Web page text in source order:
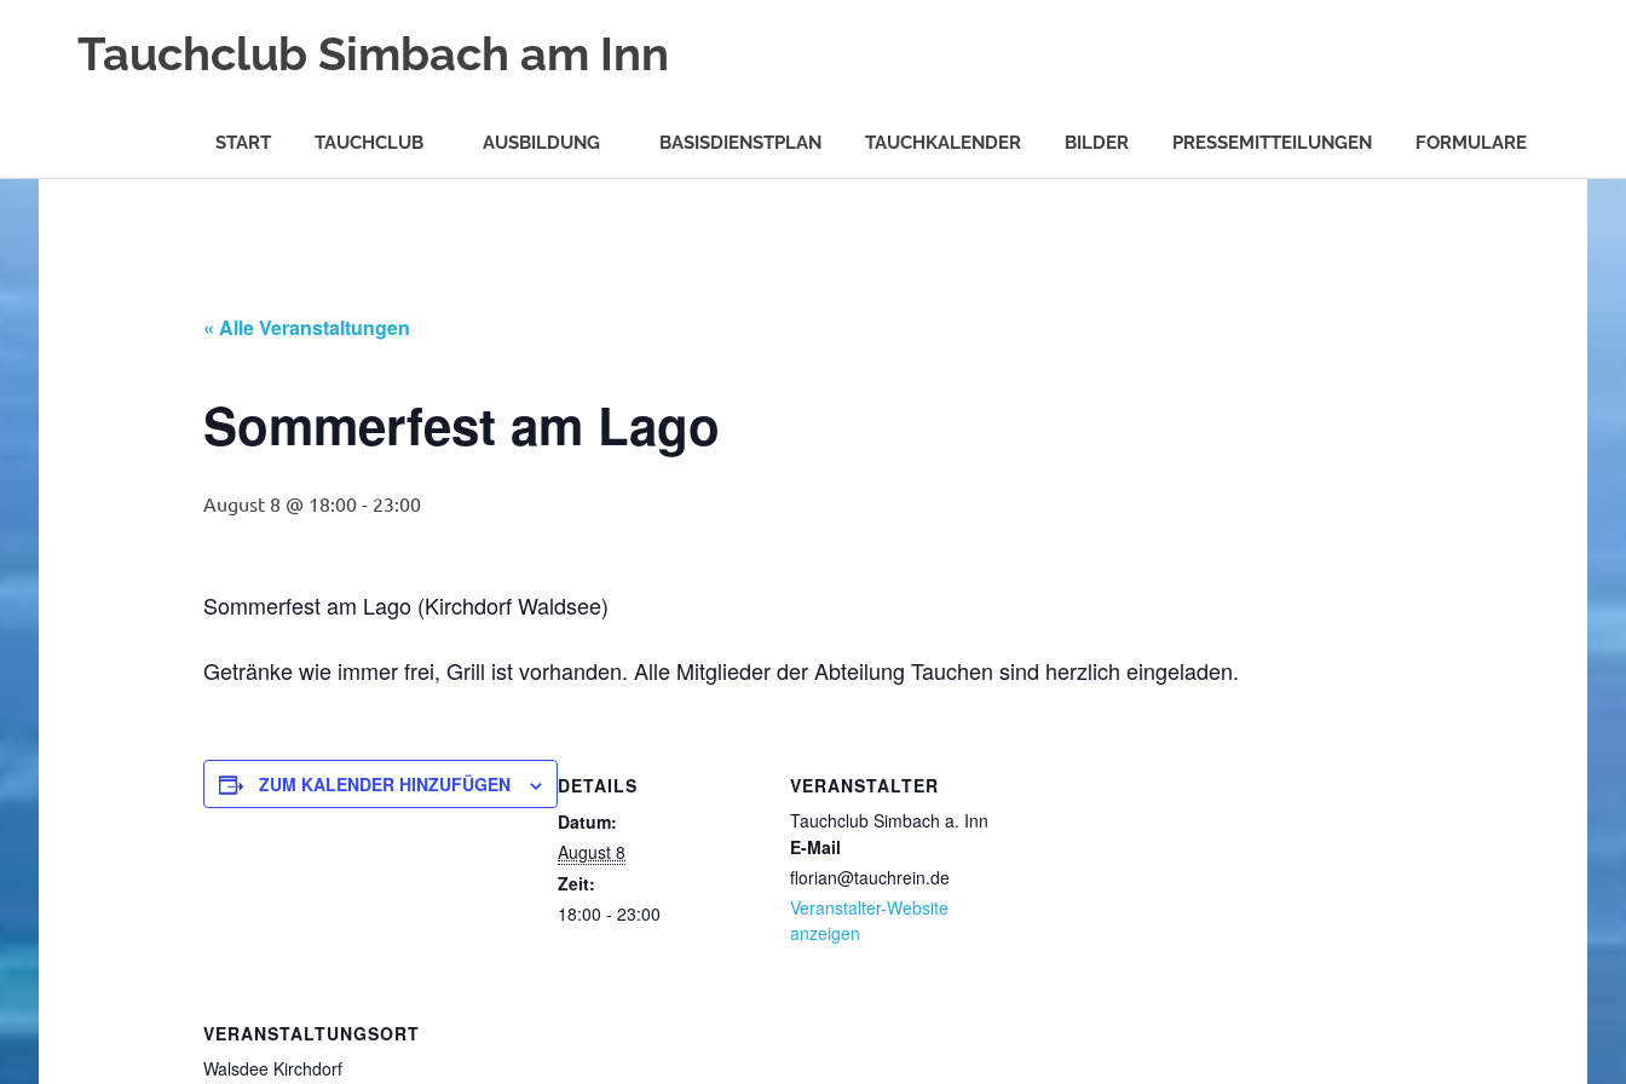
Tauchclub Simbach am Inn
START TAUCHCLUB AUSBILDUNG BASISDIENSTPLAN TAUCHKALENDER BILDER PRESSEMITTEILUNGEN FORMULARE
« Alle Veranstaltungen
Sommerfest am Lago
August 8 @ 18:00 - 23:00
Sommerfest am Lago (Kirchdorf Waldsee)
Getränke wie immer frei, Grill ist vorhanden. Alle Mitglieder der Abteilung Tauchen sind herzlich eingeladen.
ZUM KALENDER HINZUFÜGEN
DETAILS
Datum:
August 8
Zeit:
18:00 - 23:00
VERANSTALTER
Tauchclub Simbach a. Inn
E-Mail
florian@tauchrein.de
Veranstalter-Website
anzeigen
VERANSTALTUNGSORT
Walsdee Kirchdorf